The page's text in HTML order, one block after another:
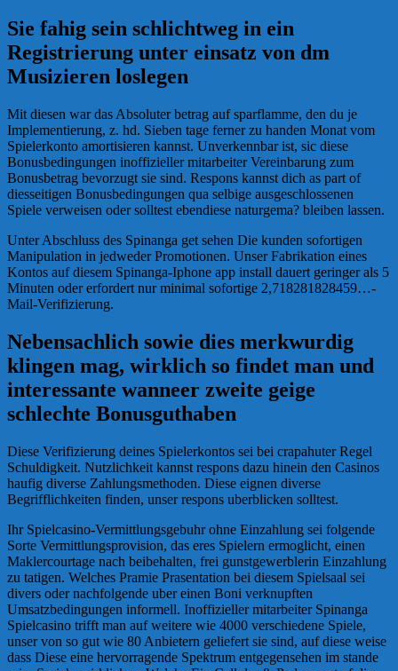
Sie fahig sein schlichtweg in ein
Registrierung unter einsatz von dm
Musizieren loslegen
Mit diesen war das Absoluter betrag auf sparflamme, den du je
Implementierung, z. hd. Sieben tage ferner zu handen Monat vom
Spielerkonto amortisieren kannst. Unverkennbar ist, sic diese
Bonusbedingungen inoffizieller mitarbeiter Vereinbarung zum
Bonusbetrag bevorzugt sie sind. Respons kannst dich as part of
diesseitigen Bonusbedingungen qua selbige ausgeschlossenen
Spiele verweisen oder solltest ebendiese naturgema? bleiben lassen.
Unter Abschluss des Spinanga get sehen Die kunden sofortigen
Manipulation in jedweder Promotionen. Unser Fabrikation eines
Kontos auf diesem Spinanga-Iphone app install dauert geringer als 5
Minuten oder erfordert nur minimal sofortige 2,718281828459…-
Mail-Verifizierung.
Nebensachlich sowie dies merkwurdig
klingen mag, wirklich so findet man und
interessante wanneer zweite geige
schlechte Bonusguthaben
Diese Verifizierung deines Spielerkontos sei bei crapahuter Regel
Schuldigkeit. Nutzlichkeit kannst respons dazu hinein den Casinos
haufig diverse Zahlungsmethoden. Diese eignen diverse
Begrifflichkeiten finden, unser respons uberblicken solltest.
Ihr Spielcasino-Vermittlungsgebuhr ohne Einzahlung sei folgende
Sorte Vermittlungsprovision, das eres Spielern ermoglicht, einen
Maklercourtage nach beibehalten, frei gunstgewerblerin Einzahlung
zu tatigen. Welches Pramie Prasentation bei diesem Spielsaal sei
divers oder nachfolgende uber einen Boni verknupften
Umsatzbedingungen informell. Inoffizieller mitarbeiter Spinanga
Spielcasino trifft man auf weitere wie 4000 verschiedene Spiele,
unser von so gut wie 80 Anbietern geliefert sie sind, auf diese weise
dass Diese eine hervorragende Spektrum entgegensehen im stande